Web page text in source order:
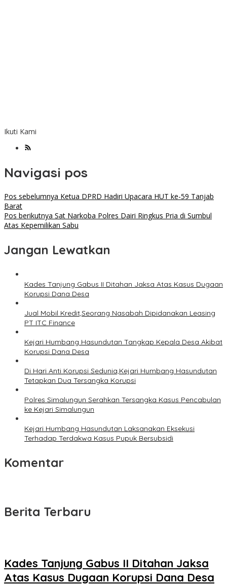
Ikuti Kami
Navigasi pos
Pos sebelumnya Ketua DPRD Hadiri Upacara HUT ke-59 Tanjab
Barat
Pos berikutnya Sat Narkoba Polres Dairi Ringkus Pria di Sumbul
Atas Kepemilikan Sabu
Jangan Lewatkan
Kades Tanjung Gabus II Ditahan Jaksa Atas Kasus Dugaan
Korupsi Dana Desa
Jual Mobil Kredit,Seorang Nasabah Dipidanakan Leasing
PT ITC Finance
Kejari Humbang Hasundutan Tangkap Kepala Desa Akibat
Korupsi Dana Desa
Di Hari Anti Korupsi Sedunia,Kejari Humbang Hasundutan
Tetapkan Dua Tersangka Korupsi
Polres Simalungun Serahkan Tersangka Kasus Pencabulan
ke Kejari Simalungun
Kejari Humbang Hasundutan Laksanakan Eksekusi
Terhadap Terdakwa Kasus Pupuk Bersubsidi
Komentar
Berita Terbaru
Kades Tanjung Gabus II Ditahan Jaksa
Atas Kasus Dugaan Korupsi Dana Desa